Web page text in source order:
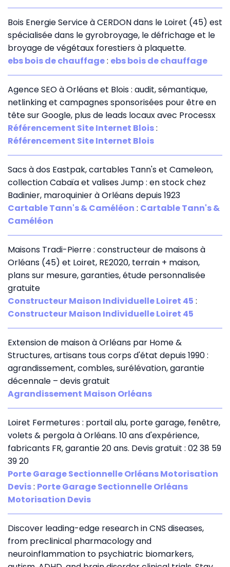
Bois Energie Service à CERDON dans le Loiret (45) est
spécialisée dans le gyrobroyage, le défrichage et le
broyage de végétaux forestiers à plaquette.
ebs bois de chauffage: ebs bois de chauffage
Agence SEO à Orléans et Blois : audit, sémantique,
netlinking et campagnes sponsorisées pour être en
tête sur Google, plus de leads locaux avec Processx
Référencement Site Internet Blois:
Référencement Site Internet Blois
Sacs à dos Eastpak, cartables Tann's et Cameleon,
collection Cabaïa et valises Jump : en stock chez
Badinier, maroquinier à Orléans depuis 1923
Cartable Tann's & Caméléon : Cartable Tann's &
Caméléon
Maisons Tradi-Pierre : constructeur de maisons à
Orléans (45) et Loiret, RE2020, terrain + maison,
plans sur mesure, garanties, étude personnalisée
gratuite
Constructeur Maison Individuelle Loiret 45 :
Constructeur Maison Individuelle Loiret 45
Extension de maison à Orléans par Home &
Structures, artisans tous corps d'état depuis 1990 :
agrandissement, combles, surélévation, garantie
décennale – devis gratuit
Agrandissement Maison Orléans
Loiret Fermetures : portail alu, porte garage, fenêtre,
volets & pergola à Orléans. 10 ans d'expérience,
fabricants FR, garantie 20 ans. Devis gratuit : 02 38 59
39 20
Porte Garage Sectionnelle Orléans Motorisation
Devis: Porte Garage Sectionnelle Orléans
Motorisation Devis
Discover leading-edge research in CNS diseases,
from preclinical pharmacology and
neuroinflammation to psychiatric biomarkers,